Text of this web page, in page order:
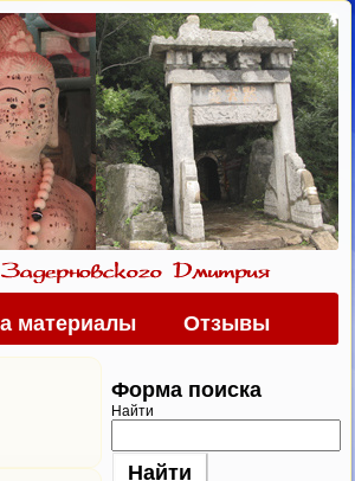
материалы
Отзывы
Форма поиска
Найти